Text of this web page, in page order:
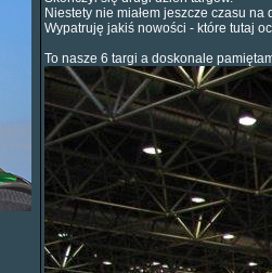
Niestety nie miałem jeszcze czasu
Wypatruję jakiś nowości - które tutaj
To nasze 6 targi a doskonale